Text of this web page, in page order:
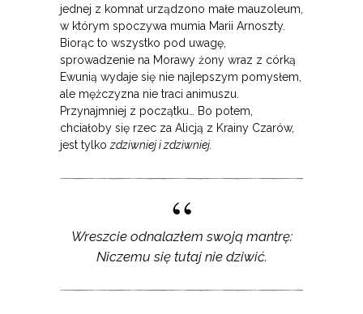
jednej z komnat urządzono małe mauzoleum,
w którym spoczywa mumia Marii Arnoszty.
Biorąc to wszystko pod uwagę,
sprowadzenie na Morawy żony wraz z córką
Ewunią wydaje się nie najlepszym pomysłem,
ale mężczyzna nie traci animuszu.
Przynajmniej z początku… Bo potem,
chciałoby się rzec za Alicją z Krainy Czarów,
jest tylkozdziwniej i zdziwniej.
Wreszcie odnalazłem swoją mantrę:
Niczemu się tutaj nie dziwić.